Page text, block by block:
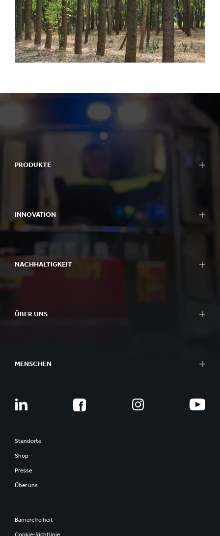
PRODUKTE
INNOVATION
NACHHALTIGKEIT
ÜBER UNS
MENSCHEN
Standorte
Shop
Presse
Über uns
Barrierefreiheit
Cookie-Richtlinie